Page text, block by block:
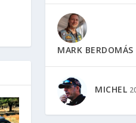
MARK BERDOMÁS
MICHEL